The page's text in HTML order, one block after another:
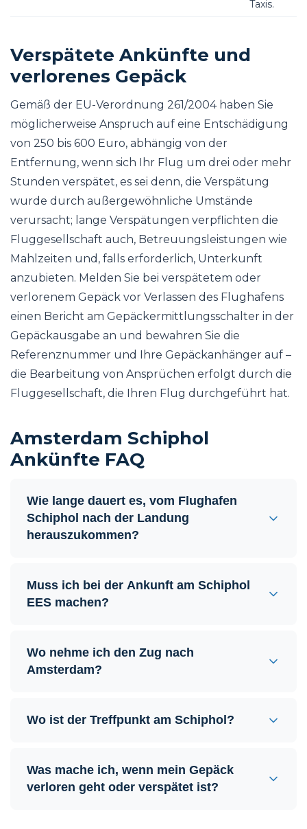
Taxis.
Verspätete Ankünfte und
verlorenes Gepäck
Gemäß der EU-Verordnung 261/2004 haben Sie
möglicherweise Anspruch auf eine Entschädigung
von 250 bis 600 Euro, abhängig von der
Entfernung, wenn sich Ihr Flug um drei oder mehr
Stunden verspätet, es sei denn, die Verspätung
wurde durch außergewöhnliche Umstände
verursacht; lange Verspätungen verpflichten die
Fluggesellschaft auch, Betreuungsleistungen wie
Mahlzeiten und, falls erforderlich, Unterkunft
anzubieten. Melden Sie bei verspätetem oder
verlorenem Gepäck vor Verlassen des Flughafens
einen Bericht am Gepäckermittlungsschalter in der
Gepäckausgabe an und bewahren Sie die
Referenznummer und Ihre Gepäckanhänger auf –
die Bearbeitung von Ansprüchen erfolgt durch die
Fluggesellschaft, die Ihren Flug durchgeführt hat.
Amsterdam Schiphol
Ankünfte FAQ
Wie lange dauert es, vom Flughafen
Schiphol nach der Landung
herauszukommen?
Muss ich bei der Ankunft am Schiphol
EES machen?
Wo nehme ich den Zug nach
Amsterdam?
Wo ist der Treffpunkt am Schiphol?
Was mache ich, wenn mein Gepäck
verloren geht oder verspätet ist?